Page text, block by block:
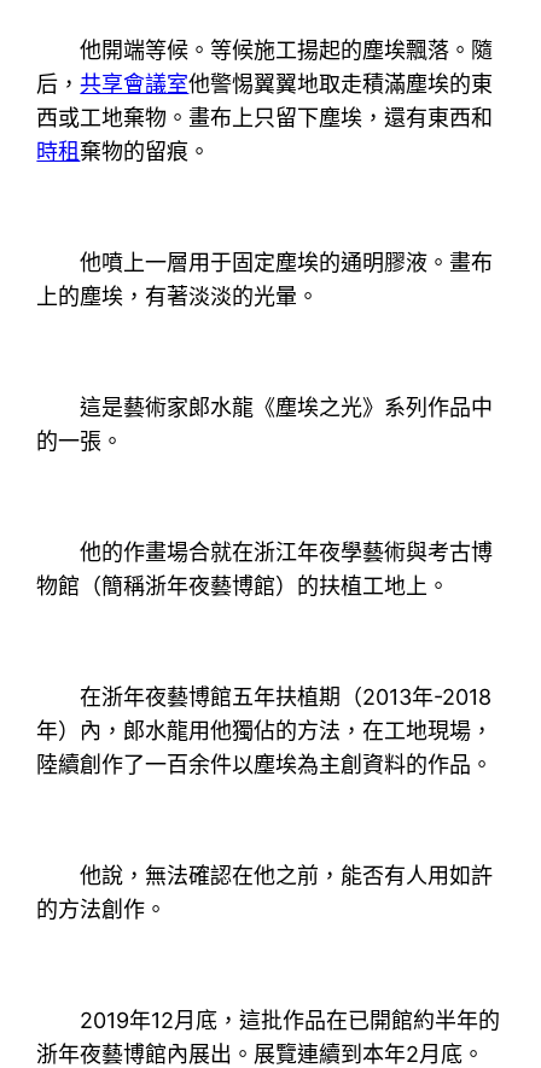
他開端等候。等候施工揚起的塵埃飄落。隨
后，共享會議室他警惕翼翼地取走積滿塵埃的東
西或工地棄物。畫布上只留下塵埃，還有東西和
時租棄物的留痕。
他噴上一層用于固定塵埃的通明膠液。畫布
上的塵埃，有著淡淡的光暈。
這是藝術家郞水龍《塵埃之光》系列作品中
的一張。
他的作畫場合就在浙江年夜學藝術與考古博
物館（簡稱浙年夜藝博館）的扶植工地上。
在浙年夜藝博館五年扶植期（2013年-2018
年）內，郞水龍用他獨佔的方法，在工地現場，
陸續創作了一百余件以塵埃為主創資料的作品。
他說，無法確認在他之前，能否有人用如許
的方法創作。
2019年12月底，這批作品在已開館約半年的
浙年夜藝博館內展出。展覽連續到本年2月底。